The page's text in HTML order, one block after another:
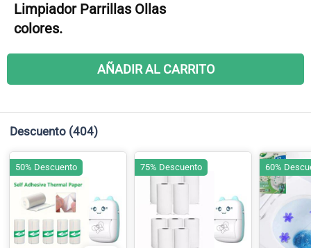
Limpiador Parrillas Ollas
colores.
AÑADIR AL CARRITO
Descuento (404)
50% Descuento 75% Descuento 60%